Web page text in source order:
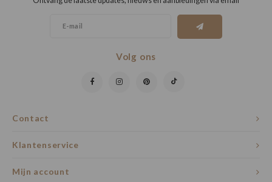
Contact
Volg ons
Klantenservice
Mijn account